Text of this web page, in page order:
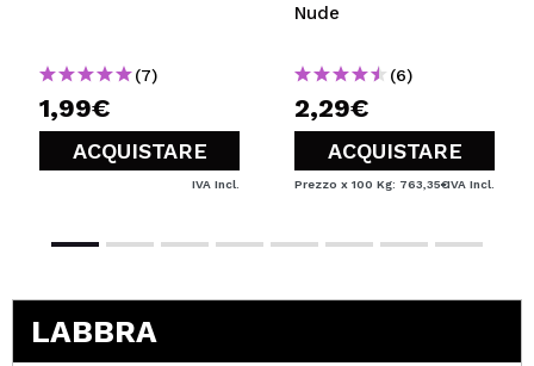
(7)
1,99€
ACQUISTARE
IVA Incl.
Nude
(6)
2,29€
ACQUISTARE
Prezzo x 100 Kg: 763,35€IVA Incl.
LABBRA